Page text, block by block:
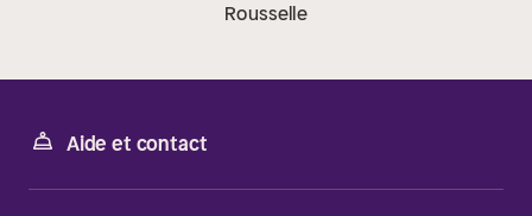
Rousselle
Aide et contact